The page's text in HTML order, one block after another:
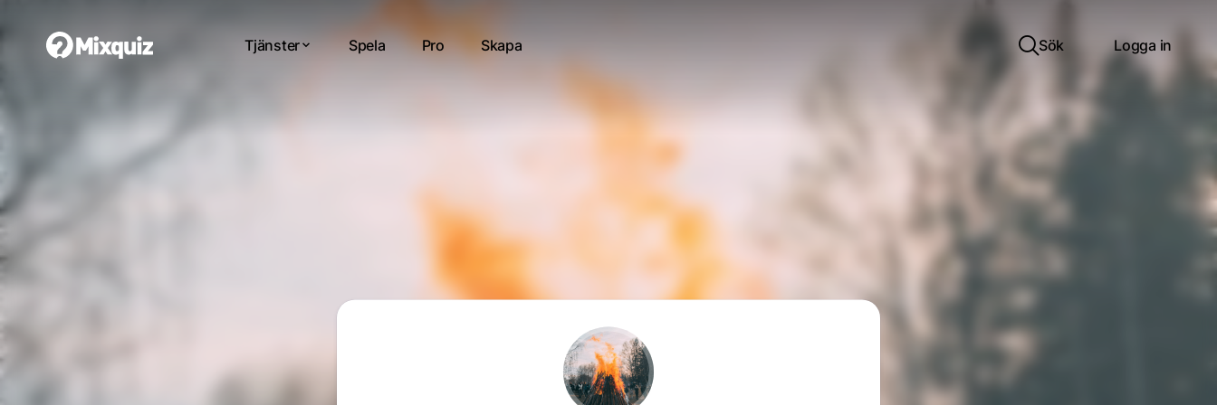
Tjänster Spela Pro Skapa Sök Logga in